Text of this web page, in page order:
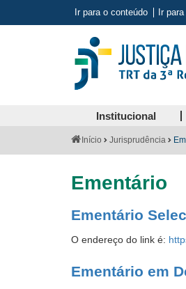
Ir para o conteúdo Ir
Institucional
VocêInício Jurisprudência
Ementário
Ementário
O endereço do link é:
Ementário em